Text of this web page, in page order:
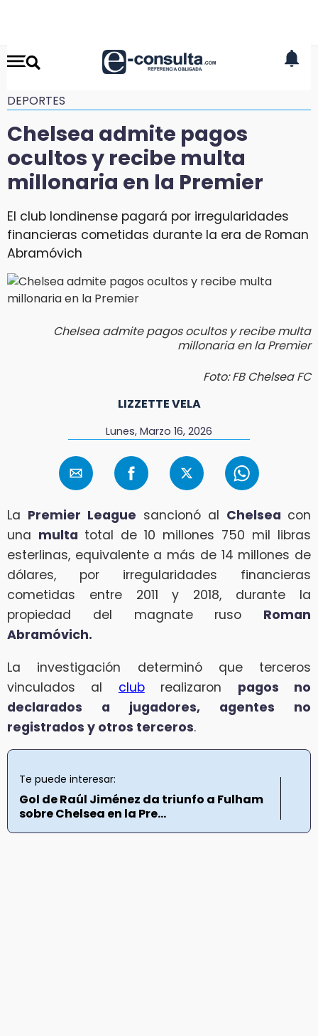
DEPORTES
Chelsea admite pagos
ocultos y recibe multa
millonaria en la Premier
El club londinense pagará por irregularidades
financieras cometidas durante la era de Roman
Abramóvich
Chelsea admite pagos ocultos y recibe multa
millonaria en la Premier
Foto: FB Chelsea FC
LIZZETTE VELA
Lunes, Marzo 16, 2026
La Premier League sancionó al Chelsea con
una multa total de 10 millones 750 mil libras
esterlinas, equivalente a más de 14 millones de
dólares, por irregularidades financieras
cometidas entre 2011 y 2018, durante la
propiedad del magnate ruso Roman
Abramóvich.
La investigación determinó que terceros
vinculados al clubrealizaron pagos no
declarados a jugadores, agentes no
registrados y otros terceros.
Te puede interesar:
Gol de Raúl Jiménez da triunfo a Fulham
sobre Chelsea en la Pre...